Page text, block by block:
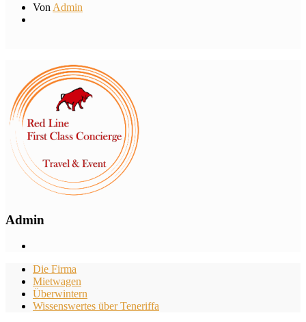
Von Admin
Admin
Die Firma
Mietwagen
Überwintern
Wissenswertes über Teneriffa